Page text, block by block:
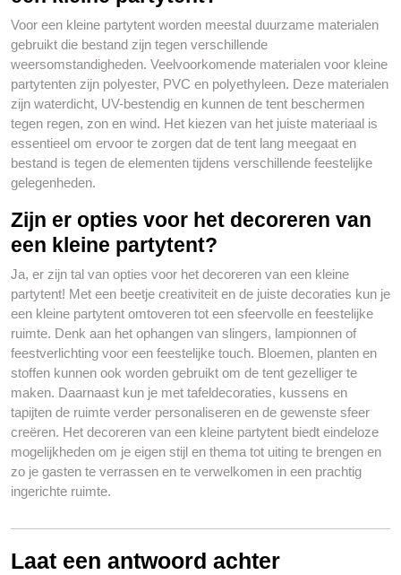
Voor een kleine partytent worden meestal duurzame materialen
gebruikt die bestand zijn tegen verschillende
weersomstandigheden. Veelvoorkomende materialen voor kleine
partytenten zijn polyester, PVC en polyethyleen. Deze materialen
zijn waterdicht, UV-bestendig en kunnen de tent beschermen
tegen regen, zon en wind. Het kiezen van het juiste materiaal is
essentieel om ervoor te zorgen dat de tent lang meegaat en
bestand is tegen de elementen tijdens verschillende feestelijke
gelegenheden.
Zijn er opties voor het decoreren van
een kleine partytent?
Ja, er zijn tal van opties voor het decoreren van een kleine
partytent! Met een beetje creativiteit en de juiste decoraties kun je
een kleine partytent omtoveren tot een sfeervolle en feestelijke
ruimte. Denk aan het ophangen van slingers, lampionnen of
feestverlichting voor een feestelijke touch. Bloemen, planten en
stoffen kunnen ook worden gebruikt om de tent gezelliger te
maken. Daarnaast kun je met tafeldecoraties, kussens en
tapijten de ruimte verder personaliseren en de gewenste sfeer
creëren. Het decoreren van een kleine partytent biedt eindeloze
mogelijkheden om je eigen stijl en thema tot uiting te brengen en
zo je gasten te verrassen en te verwelkomen in een prachtig
ingerichte ruimte.
Laat een antwoord achter